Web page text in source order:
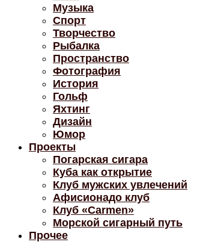
Музыка
Спорт
Творчество
Рыбалка
Пространство
Фотография
История
Гольф
Яхтинг
Дизайн
Юмор
Проекты
Погарская сигара
Куба как открытие
Клуб мужских увлечений
Афисионадо клуб
Клуб «Carmen»
Морской сигарный путь
Прочее